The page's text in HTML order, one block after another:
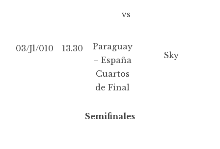
03/Jl/010 13.30
vs
Paraguay
– España
Cuartos
de Final
Sky
Semifinales